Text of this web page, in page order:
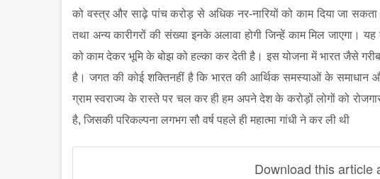
को वस्त्र और साढ़े पांच करोड़ से अधिक नर-नारियों को काम दिया जा
तथा अन्य कारीगरों की संख्या इनके अलावा होगी जिन्हें काम मिल जाएगा।
को काम देकर भूमि के बोझ को हल्का कर देती है। इस योजना में भारत जैसे
है। जगत की कोई शक्तिनहीं है कि भारत की आर्थिक समस्याओं के समाधान
ग्राम स्वराज्य के रास्ते पर चल कर ही हम अपने देश के करोड़ों लोगों को
है, जिसकी परिकल्पना लगभग सौ वर्ष पहले ही महात्मा गांधी ने कर ली थी
Download this article